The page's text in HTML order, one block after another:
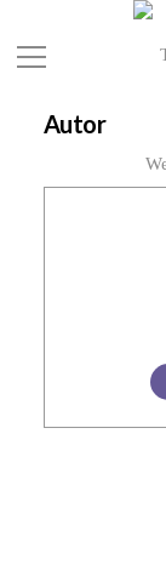
Autor